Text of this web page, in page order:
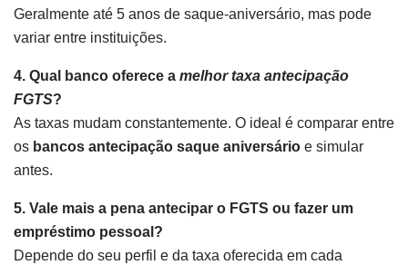
Geralmente até 5 anos de saque-aniversário, mas pode
variar entre instituições.
4. Qual banco oferece a melhor taxa antecipação
FGTS?
As taxas mudam constantemente. O ideal é comparar entre
os bancos antecipação saque aniversário e simular
antes.
5. Vale mais a pena antecipar o FGTS ou fazer um
empréstimo pessoal?
Depende do seu perfil e da taxa oferecida em cada